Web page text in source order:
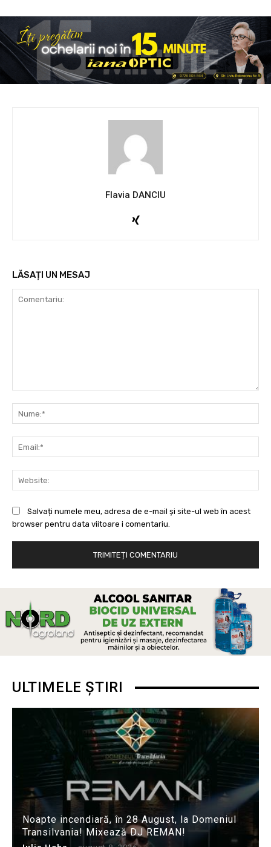
Flavia DANCIU
LĂSAȚI UN MESAJ
Salvați numele meu, adresa de e-mail și site-ul web în acest
browser pentru data viitoare i comentariu.
ULTIMELE ȘTIRI
Noapte incendiară, în 28 August, la Domeniul
Transilvania! Mixează DJ REMAN!